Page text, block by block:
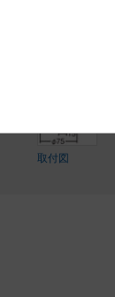
取付図